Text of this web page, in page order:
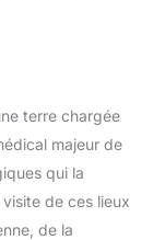
utilisation à la
de plage
sac à dos,
de camping ou
êtes toujours
vous allez.
grand soin et
satisfaction
terre chargée
majeur de
qui la
de ces lieux
de la